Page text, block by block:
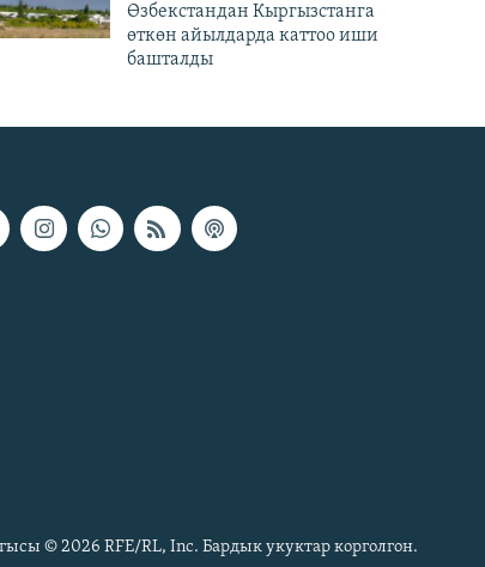
Өзбекстандан Кыргызстанга
өткөн айылдарда каттоо иши
башталды
© 2026 RFE/RL, Inc. Бардык укуктар корголгон.